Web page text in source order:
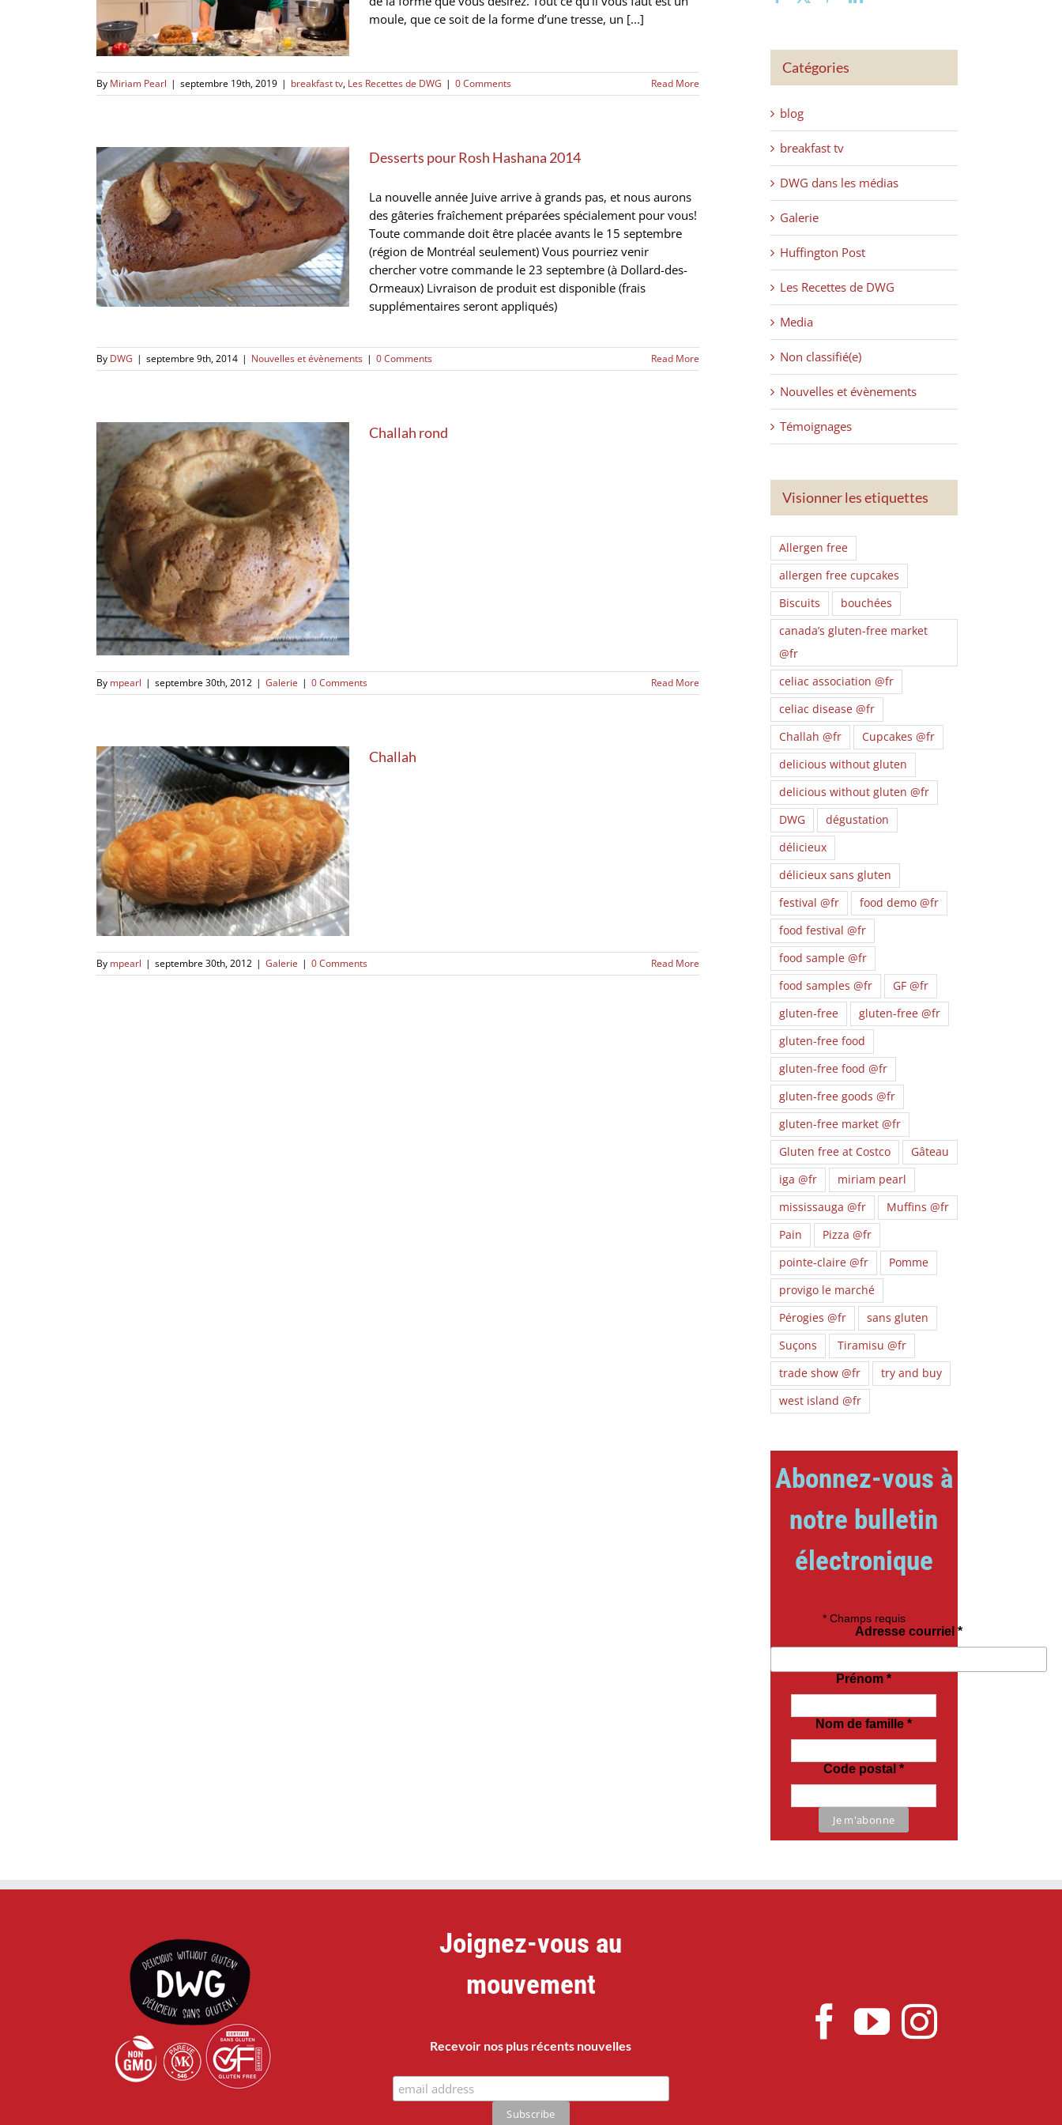
moule, que ce soit de la forme d’une tresse, un [...]
By Miriam Pearl | septembre 19th, 2019 | breakfast tv, Les Recettes de DWG | 0 Comments Read More
Desserts pour Rosh Hashana 2014
La nouvelle année Juive arrive à grands pas, et nous aurons
des gâteries fraîchement préparées spécialement pour vous!
Toute commande doit être placée avants le 15 septembre
(région de Montréal seulement) Vous pourriez venir
chercher votre commande le 23 septembre (à Dollard-des-
Ormeaux) Livraison de produit est disponible (frais
supplémentaires seront appliqués)
By DWG | septembre 9th, 2014 | Nouvelles et évènements | 0 Comments Read More
Challah rond
By mpearl | septembre 30th, 2012 | Galerie | 0 Comments Read More
Challah
By mpearl | septembre 30th, 2012 | Galerie | 0 Comments Read More
Catégories
blog
breakfast tv
DWG dans les médias
Galerie
Huffington Post
Les Recettes de DWG
Media
Non classifié(e)
Nouvelles et évènements
Témoignages
Visionner les etiquettes
Allergen free
allergen free cupcakes
Biscuits
bouchées
canada’s gluten-free market
@fr
celiac association @fr
celiac disease @fr
Challah @fr
Cupcakes @fr
delicious without gluten
delicious without gluten @fr
DWG
dégustation
délicieux
délicieux sans gluten
festival @fr
food demo @fr
food festival @fr
food sample @fr
food samples @fr
GF @fr
gluten-free
gluten-free @fr
gluten-free food
gluten-free food @fr
gluten-free goods @fr
gluten-free market @fr
Gluten free at Costco
Gâteau
iga @fr
miriam pearl
mississauga @fr
Muffins @fr
Pain
Pizza @fr
pointe-claire @fr
Pomme
provigo le marché
Pérogies @fr
sans gluten
Suçons
Tiramisu @fr
trade show @fr
try and buy
west island @fr
Abonnez-vous à
notre bulletin
électronique
*Champs requis
Adresse courriel *
Prénom*
Nom de famille*
Code postal*
Joignez-vous au
mouvement
Recevoir nos plus récents nouvelles